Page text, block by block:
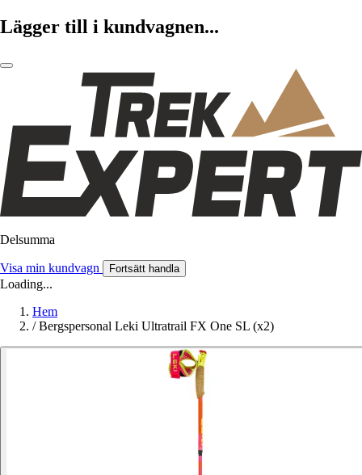
Lägger till i kundvagnen...
Delsumma
Visa min kundvagn Fortsätt handla
Loading...
Hem
/ Bergspersonal Leki Ultratrail FX One SL (x2)